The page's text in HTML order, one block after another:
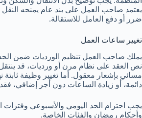
يعتمد صاحب العمل على بند عام يمنحه
ضرر أو دفع العامل للاستقالة.
تغيير ساعات العمل
يملك صاحب العمل تنظيم الورديات ضمن
نص العقد على نظام مرن أو ورديات، قد
مسائي بإشعار معقول. أما تغيير وظيفة ثابتة
دائمة، أو زيادة الساعات دون أجر إضافي، فقد
يجب احترام الحد اليومي والأسبوعي وفترات
وأحكام رمضان والفئات الخاصة.